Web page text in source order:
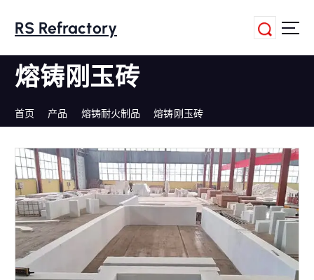
内
RS Refractory
熔铸刚玉砖
首页 产品 熔铸耐火制品 熔铸刚玉砖